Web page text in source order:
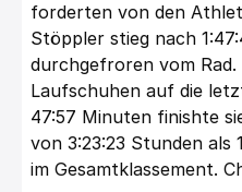
forderten von den
Stöppler stieg nach
durchgefroren vom Rad.
Laufschuhen auf die
47:57 Minuten finishte
von 3:23:23 Stunden als
im Gesamtklassement.